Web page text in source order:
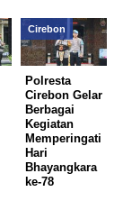
Cirebon
Polresta
Cirebon Gelar
Berbagai
Kegiatan
Memperingati
Hari
Bhayangkara
ke-78